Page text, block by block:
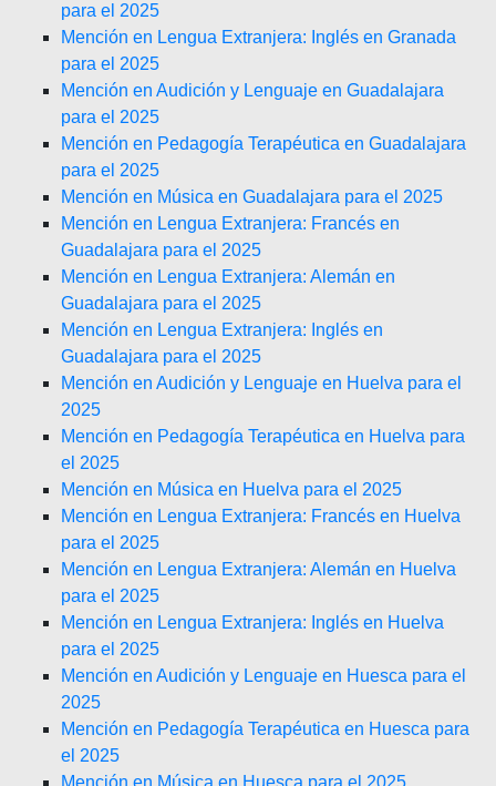
para el 2025
Mención en Lengua Extranjera: Inglés en Granada
para el 2025
Mención en Audición y Lenguaje en Guadalajara
para el 2025
Mención en Pedagogía Terapéutica en Guadalajara
para el 2025
Mención en Música en Guadalajara para el 2025
Mención en Lengua Extranjera: Francés en
Guadalajara para el 2025
Mención en Lengua Extranjera: Alemán en
Guadalajara para el 2025
Mención en Lengua Extranjera: Inglés en
Guadalajara para el 2025
Mención en Audición y Lenguaje en Huelva para el
2025
Mención en Pedagogía Terapéutica en Huelva para
el 2025
Mención en Música en Huelva para el 2025
Mención en Lengua Extranjera: Francés en Huelva
para el 2025
Mención en Lengua Extranjera: Alemán en Huelva
para el 2025
Mención en Lengua Extranjera: Inglés en Huelva
para el 2025
Mención en Audición y Lenguaje en Huesca para el
2025
Mención en Pedagogía Terapéutica en Huesca para
el 2025
Mención en Música en Huesca para el 2025